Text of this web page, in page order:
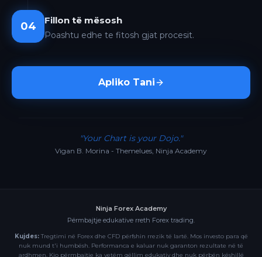
04 Fillon të mësosh
Poashtu edhe te fitosh gjat procesit.
Apliko Tani
"Your Chart is your Dojo."
Vigan B. Morina - Themelues, Ninja Academy
Ninja Forex Academy
Përmbajtje edukative rreth Forex trading.
Kujdes:Tregtimi në Forex dhe CFD përfshin rrezik të lartë. Mos investo para që
nuk mund t'i humbësh. Performanca e kaluar nuk garanton rezultate në të
ardhmen. Kjo përmbajtje ka vetëm qëllim edukativ dhe nuk përbën këshillë